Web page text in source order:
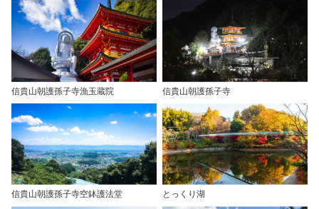
信貴山朝護孫子寺漁玉蔵院 信貴山朝護孫子寺
信貴山朝護孫子寺空鉢護法堂 とっくり湖